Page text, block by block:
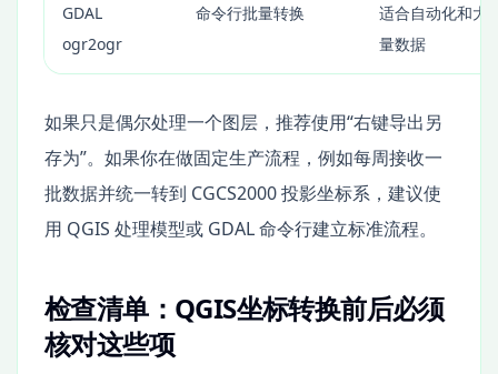
GDAL
ogr2ogr
命令行批量转换
适合自动化和大
量数据
如果只是偶尔处理一个图层，推荐使用“右键导出另
存为”。如果你在做固定生产流程，例如每周接收一
批数据并统一转到 CGCS2000 投影坐标系，建议使
用 QGIS 处理模型或 GDAL 命令行建立标准流程。
检查清单：QGIS坐标转换前后必须
核对这些项